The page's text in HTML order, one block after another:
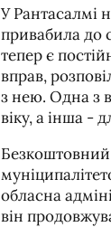
У Рантасалмі
привабила до
тепер є
вправ,
з нею. Одна з
віку, а інша -
Безкоштовний
обласна
він